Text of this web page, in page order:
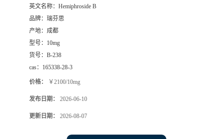
英文名称： Hemiphroside B
品牌： 瑞芬思
产地： 成都
型号： 10mg
货号： B-238
cas： 165338-28-3
价格： ￥2100/10mg
发布日期： 2026-06-10
更新日期： 2026-08-07